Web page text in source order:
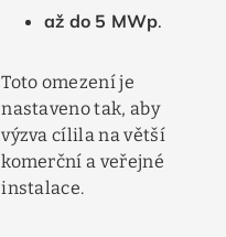
až do 5 MWp.
Toto omezení je
nastaveno tak, aby
výzva cílila na větší
komerční a veřejné
instalace.